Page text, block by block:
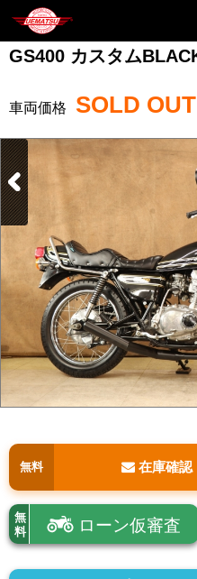
GS400 カスタム
SOLD OUT
無料 在庫確認
無
料
ローン仮審査